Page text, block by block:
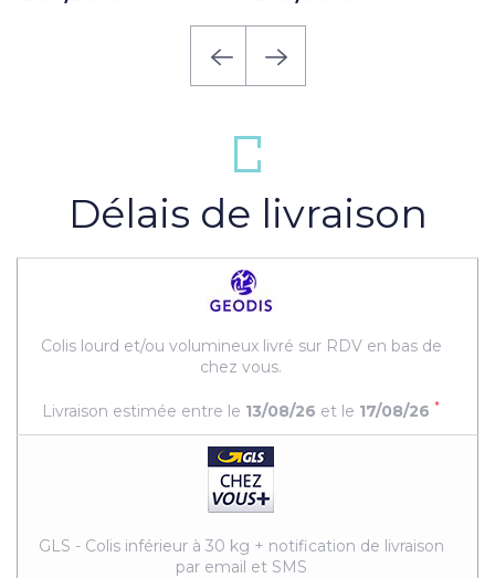
Délais de livraison
Colis lourd et/ou volumineux livré sur RDV en bas de
chez vous.
Livraison estimée entre le 13/08/26 et le 17/08/26 *
GLS - Colis inférieur à 30 kg + notification de livraison
par email et SMS